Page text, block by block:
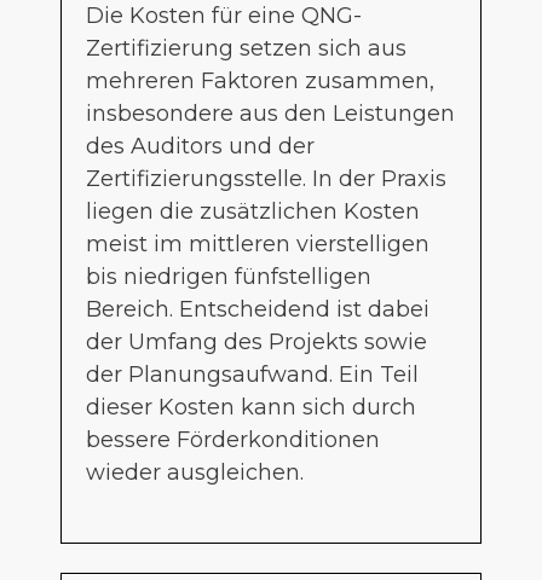
Die Kosten für eine QNG-
Zertifizierung setzen sich aus
mehreren Faktoren zusammen,
insbesondere aus den Leistungen
des Auditors und der
Zertifizierungsstelle. In der Praxis
liegen die zusätzlichen Kosten
meist im mittleren vierstelligen
bis niedrigen fünfstelligen
Bereich. Entscheidend ist dabei
der Umfang des Projekts sowie
der Planungsaufwand. Ein Teil
dieser Kosten kann sich durch
bessere Förderkonditionen
wieder ausgleichen.